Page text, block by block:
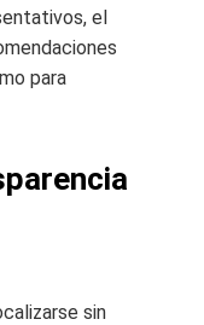
el
para
sin